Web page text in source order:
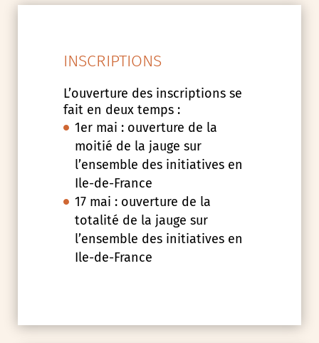
INSCRIPTIONS
L’ouverture des inscriptions se
fait en deux temps :
1er mai : ouverture de la
moitié de la jauge sur
l’ensemble des initiatives en
Ile-de-France
17 mai : ouverture de la
totalité de la jauge sur
l’ensemble des initiatives en
Ile-de-France